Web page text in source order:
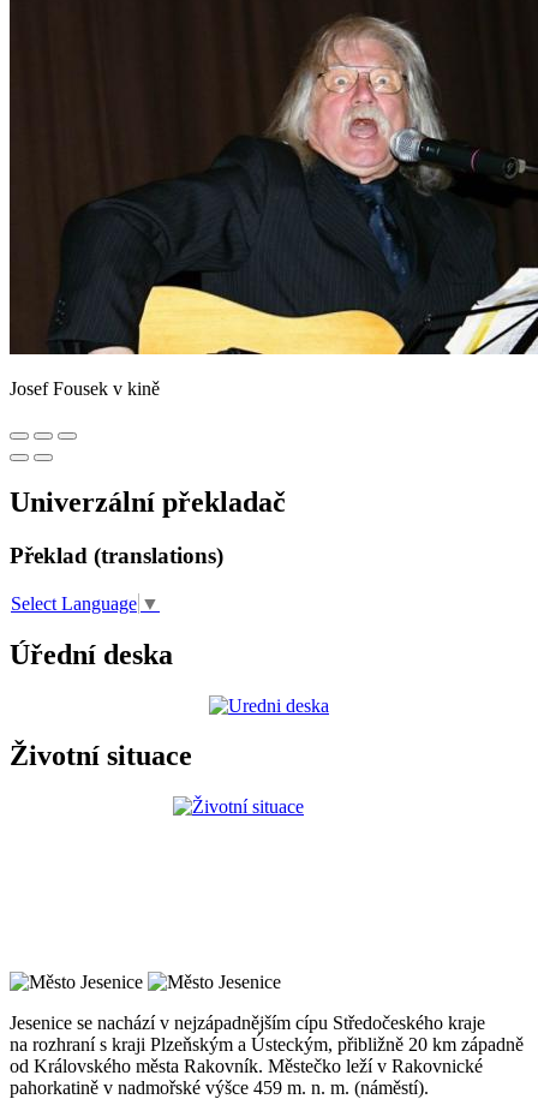
Josef Fousek v kině
Univerzální překladač
Překlad (translations)
Select Language ▼
Úřední deska
Životní situace
Jesenice se nachází v nejzápadnějším cípu Středočeského kraje
na rozhraní s kraji Plzeňským a Ústeckým, přibližně 20 km západně
od Královského města Rakovník. Městečko leží v Rakovnické
pahorkatině v nadmořské výšce 459 m. n. m. (náměstí).